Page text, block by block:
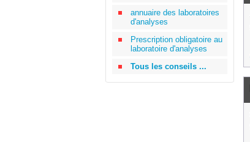
annuaire des laboratoires
d'analyses
Prescription obligatoire au
laboratoire d'analyses
Tous les conseils ...